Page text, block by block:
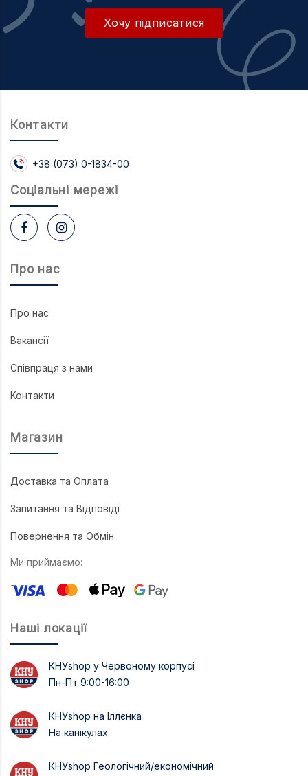
Хочу підписатися
Про нас
Про нас
Вакансії
Співпраця з нами
Контакти
Магазин
Доставка та Оплата
Запитання та Відповіді
Повернення та Обмін
Ми приймаємо:
Наші локації
КНУshop у Червоному корпусі
Пн-Пт 9:00-16:00
КНУshop на Іллєнка
На канікулах
КНУshop Геологічний/економічний
Контакти
+38 (073) 0-1834-00
Соцiальнi мережi